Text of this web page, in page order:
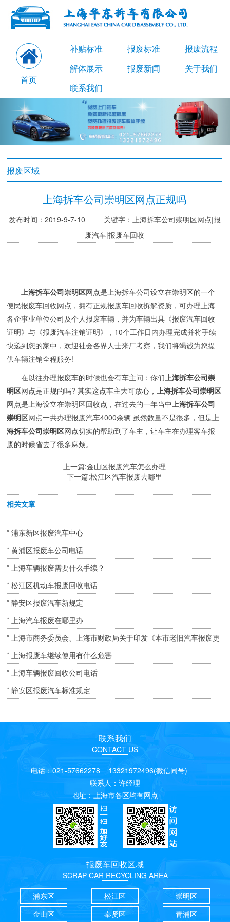
首页
补贴标准 报废标准
报废流程
解体展示
报废新闻
关于我们
联系我们
报废区域
上海拆车公司崇明区网点正规吗
发布时间：2019-9-7-10 关键字：上海拆车公司崇明区网点|报
废汽车|报废车回收
上海拆车公司崇明区网点是上海拆车公司设立在崇明区的一个
便民报废车回收网点，拥有正规报废车回收拆解资质，可办理上海
各企事业单位公司及个人报废车辆，并为车辆出具《报废汽车回收
证明》与《报废汽车注销证明》，10个工作日内办理完成并将手续
快递到您的家中，欢迎社会各界人士来厂考察，我们将竭诚为您提
供车辆注销全程服务!
在以往办理报废车的时候也会有车主问：你们上海拆车公司崇
明区网点是正规的吗? 其实这点车主大可放心，上海拆车公司崇明区
网点是上海设立在崇明区回收点，在过去的一年当中上海拆车公司
崇明区网点一共办理报废汽车4000余辆 虽然数量不是很多，但是上
海拆车公司崇明区网点切实的帮助到了车主，让车主在办理客车报
废的时候省去了很多麻烦。
上一篇:金山区报废汽车怎么办理
下一篇:松江区汽车报废去哪里
相关文章
* 浦东新区报废汽车中心
* 黄浦区报废车公司电话
* 上海车辆报废需要什么手续？
* 松江区机动车报废回收电话
* 静安区报废汽车新规定
* 上海汽车报废在哪里办
* 上海市商务委员会、上海市财政局关于印发《本市老旧汽车报废更
新补贴实施细则》的通知 ( 2020年05月11日 )
* 上海报废车继续使用有什么危害
* 上海车辆报废回收公司电话
* 静安区报废汽车标准规定
联系我们
CONTACT US
电话：021-57662278 13321972496(微信同号)
联系人：许经理
地址：上海市各区均有网点
报废车回收区域
SCRAP CAR RECYCLING AREA
浦东区
松江区
崇明区
金山区
奉贤区 青浦区